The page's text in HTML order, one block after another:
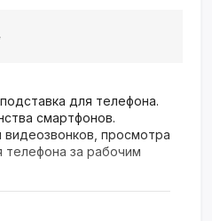
для телефона.
смартфонов.
просмотра
телефона за рабочим